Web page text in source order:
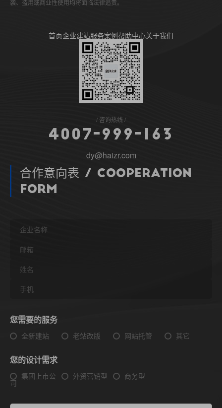
袭、盗用或商业性使用均将面临法律追责。
首页企业建站服务案例帮助中心关于我们
咨询热线
4 0 0 7- 9 9 9 - 6 3
dy@haizr.com
合作意向表 / Cooperation
Form
您需要的服务
全新建站 老站改版 网站托管 其它
您的设计需求
集团上市公
司
外贸营销型 商务型